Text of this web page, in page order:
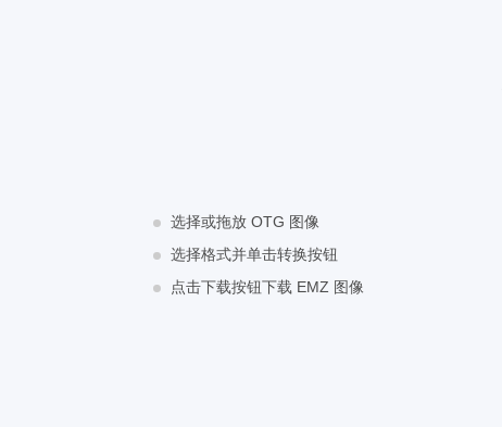
选择或拖放 OTG 图像
选择格式并单击转换按钮
点击下载按钮下载 EMZ 图像